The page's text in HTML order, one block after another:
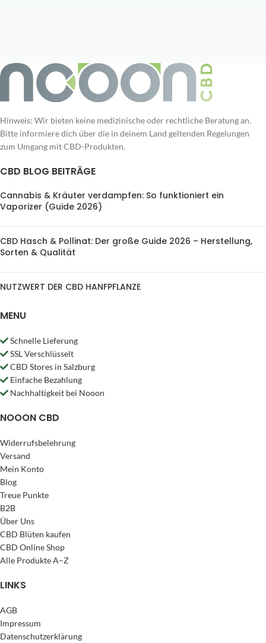
Hinweis: Wir bieten keine medizinische oder rechtliche Beratung an.
Bitte informiere dich über die in deinem Land geltenden Regelungen
zum Umgang mit CBD-Produkten.
CBD BLOG BEITRÄGE
Cannabis & Kräuter verdampfen: So funktioniert ein
Vaporizer (Guide 2026)
CBD Hasch & Pollinat: Der große Guide 2026 – Herstellung,
Sorten & Qualität
NUTZWERT DER CBD HANFPFLANZE
MENU
Schnelle Lieferung
SSL Verschlüsselt
CBD Stores in Salzburg
Einfache Bezahlung
Nachhaltigkeit bei Nooon
NOOON CBD
Widerrufsbelehrung
Versand
Mein Konto
Blog
Treue Punkte
B2B
Über Uns
CBD Blüten kaufen
CBD Online Shop
Alle Produkte A–Z
LINKS
AGB
Impressum
Datenschutzerklärung